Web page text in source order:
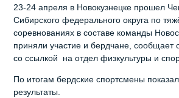
23-24 апреля в Новокузнецке прошел
Сибирского федерального округа по
соревнованиях в составе команды
приняли участие и бердчане, сообщает
со ссылкой на отдел физкультуры и
По итогам бердские спортсмены
результаты.